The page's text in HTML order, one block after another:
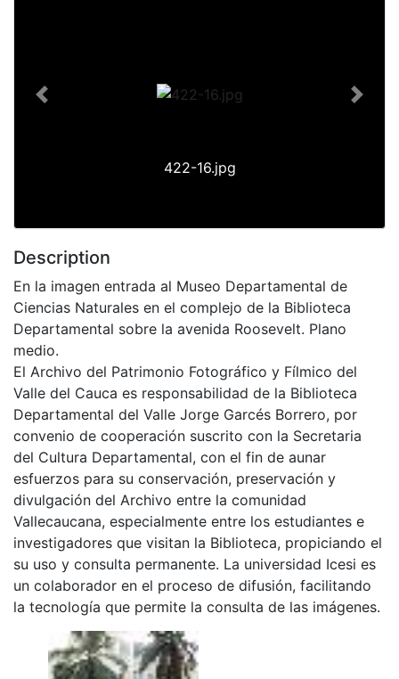
422-16.jpg
Previous Next
Description
En la imagen entrada al Museo Departamental de
Ciencias Naturales en el complejo de la Biblioteca
Departamental sobre la avenida Roosevelt. Plano
medio.
El Archivo del Patrimonio Fotográfico y Fílmico del
Valle del Cauca es responsabilidad de la Biblioteca
Departamental del Valle Jorge Garcés Borrero, por
convenio de cooperación suscrito con la Secretaria
del Cultura Departamental, con el fin de aunar
esfuerzos para su conservación, preservación y
divulgación del Archivo entre la comunidad
Vallecaucana, especialmente entre los estudiantes e
investigadores que visitan la Biblioteca, propiciando el
su uso y consulta permanente. La universidad Icesi es
un colaborador en el proceso de difusión, facilitando
la tecnología que permite la consulta de las imágenes.